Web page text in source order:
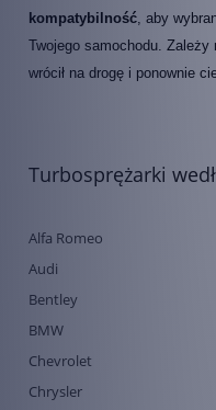
kompatybilność , aby
Twojego samochodu.
wrócił na drogę i ponownie
Turbosprężarki
Alfa Romeo
Audi
Bentley
BMW
Chevrolet
Chrysler